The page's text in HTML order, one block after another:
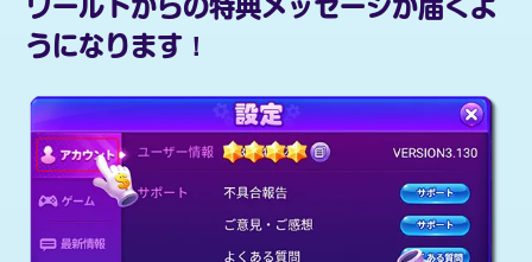
ワールドからの特典メッセージが届くよ
うになります！